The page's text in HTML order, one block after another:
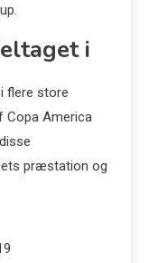
i
flere store
Copa America
præstation og